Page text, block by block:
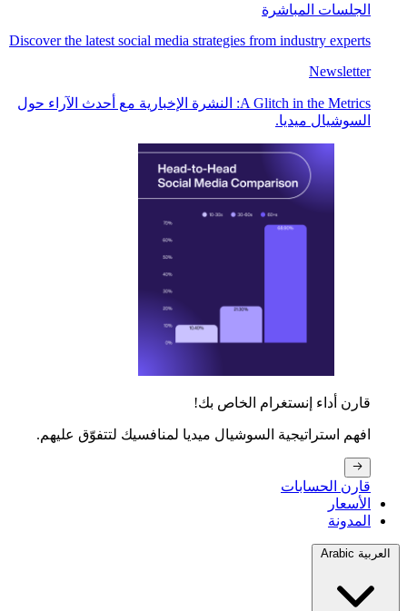
الجلسات المباشرة
Discover the latest social media strategies from industry experts
Newsletter
A Glitch in the Metrics: النشرة الإخبارية مع أحدث الآراء حول
السوشيال ميديا.
قارن أداء إنستغرام الخاص بك!
افهم استراتيجية السوشيال ميديا لمنافسيك لتتفوّق عليهم.
قارن الحسابات
الأسعار
المدونة
العربية Arabic